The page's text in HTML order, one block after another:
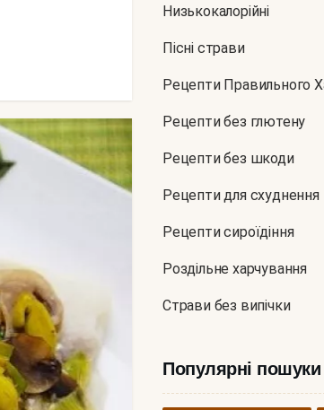
Низькокалорійні
Пісні страви
Рецепти Правильного
Рецепти без глютену
Рецепти без шкоди
Рецепти для схуднення
Рецепти сироїдіння
Роздільне харчування
Страви без випічки
Популярні пошуки